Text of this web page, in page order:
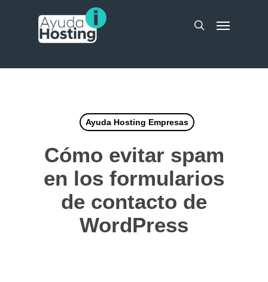
search
Menu
Ayuda Hosting Empresas
Cómo evitar spam
en los formularios
de contacto de
WordPress